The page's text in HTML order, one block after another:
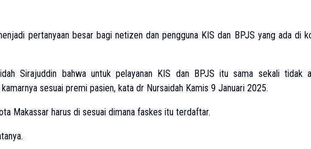
pertanyaan besar bagi netizen dan pengguna KIS dan BPJS yang ada di
Sirajuddin bahwa untuk pelayanan KIS dan BPJS itu sama sekali tidak
sesuai premi pasien, kata dr Nursaidah Kamis 9 Januari 2025.
Makassar harus di sesuai dimana faskes itu terdaftar.